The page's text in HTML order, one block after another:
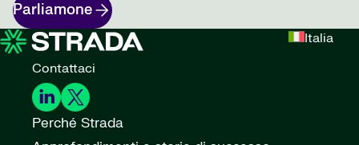
Parliamone
Italia
Contattaci
Perché Strada